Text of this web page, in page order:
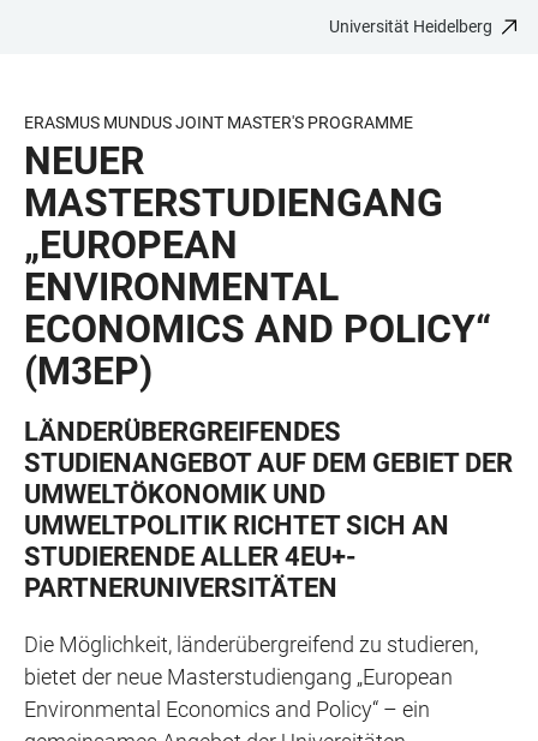
BARRIEREFREIHEIT
Universität Heidelberg
ERASMUS MUNDUS JOINT MASTER'S PROGRAMME
NEUER
MASTERSTUDIENGANG
„EUROPEAN
ENVIRONMENTAL
ECONOMICS AND POLICY“
(M3EP)
LÄNDERÜBERGREIFENDES
STUDIENANGEBOT AUF DEM GEBIET DER
UMWELTÖKONOMIK UND
UMWELTPOLITIK RICHTET SICH AN
STUDIERENDE ALLER 4EU+-
PARTNERUNIVERSITÄTEN
Die Möglichkeit, länderübergreifend zu studieren,
bietet der neue Masterstudiengang „European
Environmental Economics and Policy“ – ein